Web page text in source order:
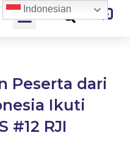
Peserta dari
Ikuti
#12 RJI
Indonesian